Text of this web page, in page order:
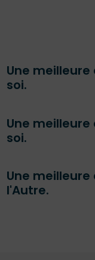
Une
soi.
Une
soi.
Une
l'Autre.